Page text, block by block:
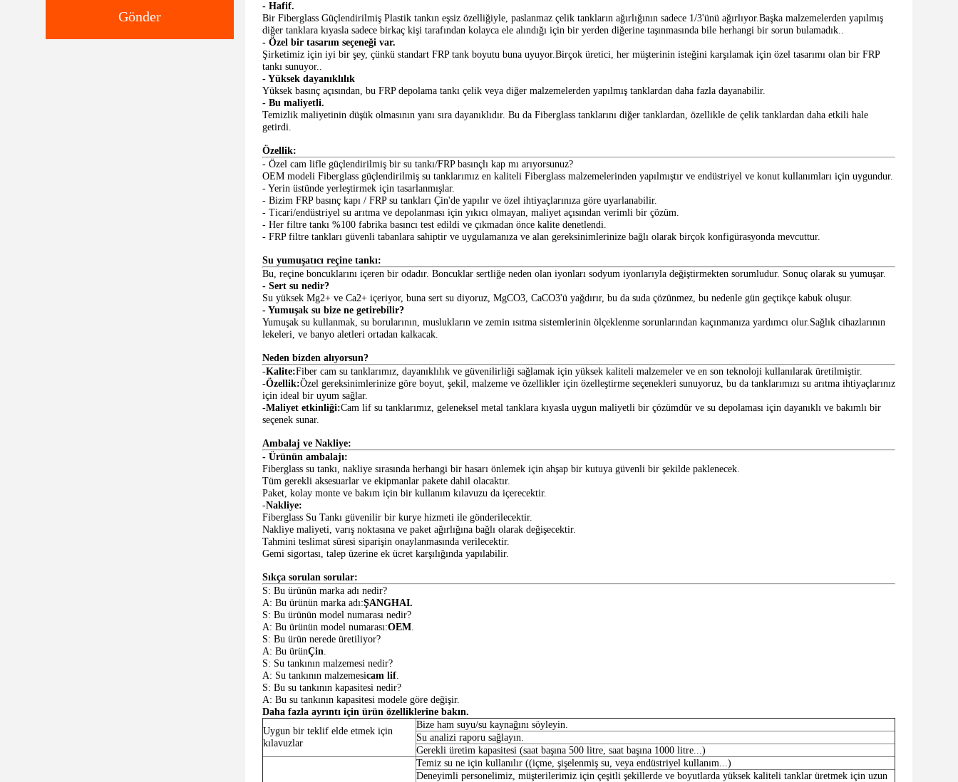
Gönder
- Hafif.
Bir Fiberglass Güçlendirilmiş Plastik tankın eşsiz özelliğiyle, paslanmaz çelik tankların ağırlığının sadece 1/3'ünü ağırlıyor.Başka malzemelerden yapılmış
diğer tanklara kıyasla sadece birkaç kişi tarafından kolayca ele alındığı için bir yerden diğerine taşınmasında bile herhangi bir sorun bulamadık..
- Özel bir tasarım seçeneği var.
Şirketimiz için iyi bir şey, çünkü standart FRP tank boyutu buna uyuyor.Birçok üretici, her müşterinin isteğini karşılamak için özel tasarımı olan bir FRP
tankı sunuyor..
- Yüksek dayanıklılık
Yüksek basınç açısından, bu FRP depolama tankı çelik veya diğer malzemelerden yapılmış tanklardan daha fazla dayanabilir.
- Bu maliyetli.
Temizlik maliyetinin düşük olmasının yanı sıra dayanıklıdır. Bu da Fiberglass tanklarını diğer tanklardan, özellikle de çelik tanklardan daha etkili hale
getirdi.
Özellik:
- Özel cam lifle güçlendirilmiş bir su tankı/FRP basınçlı kap mı arıyorsunuz?
OEM modeli Fiberglass güçlendirilmiş su tanklarımız en kaliteli Fiberglass malzemelerinden yapılmıştır ve endüstriyel ve konut kullanımları için uygundur.
- Yerin üstünde yerleştirmek için tasarlanmışlar.
- Bizim FRP basınç kapı / FRP su tankları Çin'de yapılır ve özel ihtiyaçlarınıza göre uyarlanabilir.
- Ticari/endüstriyel su arıtma ve depolanması için yıkıcı olmayan, maliyet açısından verimli bir çözüm.
- Her filtre tankı %100 fabrika basıncı test edildi ve çıkmadan önce kalite denetlendi.
- FRP filtre tankları güvenli tabanlara sahiptir ve uygulamanıza ve alan gereksinimlerinize bağlı olarak birçok konfigürasyonda mevcuttur.
Su yumuşatıcı reçine tankı:
Bu, reçine boncuklarını içeren bir odadır. Boncuklar sertliğe neden olan iyonları sodyum iyonlarıyla değiştirmekten sorumludur. Sonuç olarak su yumuşar.
- Sert su nedir?
Su yüksek Mg2+ ve Ca2+ içeriyor, buna sert su diyoruz, MgCO3, CaCO3'ü yağdırır, bu da suda çözünmez, bu nedenle gün geçtikçe kabuk oluşur.
- Yumuşak su bize ne getirebilir?
Yumuşak su kullanmak, su borularının, muslukların ve zemin ısıtma sistemlerinin ölçeklenme sorunlarından kaçınmanıza yardımcı olur.Sağlık cihazlarının
lekeleri, ve banyo aletleri ortadan kalkacak.
Neden bizden alıyorsun?
-Kalite:Fiber cam su tanklarımız, dayanıklılık ve güvenilirliği sağlamak için yüksek kaliteli malzemeler ve en son teknoloji kullanılarak üretilmiştir.
-Özellik:Özel gereksinimlerinize göre boyut, şekil, malzeme ve özellikler için özelleştirme seçenekleri sunuyoruz, bu da tanklarımızı su arıtma ihtiyaçlarınız
için ideal bir uyum sağlar.
-Maliyet etkinliği:Cam lif su tanklarımız, geleneksel metal tanklara kıyasla uygun maliyetli bir çözümdür ve su depolaması için dayanıklı ve bakımlı bir
seçenek sunar.
Ambalaj ve Nakliye:
- Ürünün ambalajı:
Fiberglass su tankı, nakliye sırasında herhangi bir hasarı önlemek için ahşap bir kutuya güvenli bir şekilde paklenecek.
Tüm gerekli aksesuarlar ve ekipmanlar pakete dahil olacaktır.
Paket, kolay monte ve bakım için bir kullanım kılavuzu da içerecektir.
-Nakliye:
Fiberglass Su Tankı güvenilir bir kurye hizmeti ile gönderilecektir.
Nakliye maliyeti, varış noktasına ve paket ağırlığına bağlı olarak değişecektir.
Tahmini teslimat süresi siparişin onaylanmasında verilecektir.
Gemi sigortası, talep üzerine ek ücret karşılığında yapılabilir.
Sıkça sorulan sorular:
S: Bu ürünün marka adı nedir?
A: Bu ürünün marka adı:ŞANGHAI.
S: Bu ürünün model numarası nedir?
A: Bu ürünün model numarası:OEM.
S: Bu ürün nerede üretiliyor?
A: Bu ürünÇin.
S: Su tankının malzemesi nedir?
A: Su tankının malzemesicam lif.
S: Bu su tankının kapasitesi nedir?
A: Bu su tankının kapasitesi modele göre değişir.
Daha fazla ayrıntı için ürün özelliklerine bakın.
Uygun bir teklif elde etmek için
kılavuzlar
Bize ham suyu/su kaynağını söyleyin.
Su analizi raporu sağlayın.
Gerekli üretim kapasitesi (saat başına 500 litre, saat başına 1000 litre...)
Temiz su ne için kullanılır ((içme, şişelenmiş su, veya endüstriyel kullanım...)
Deneyimli personelimiz, müşterilerimiz için çeşitli şekillerde ve boyutlarda yüksek kaliteli tanklar üretmek için uzun